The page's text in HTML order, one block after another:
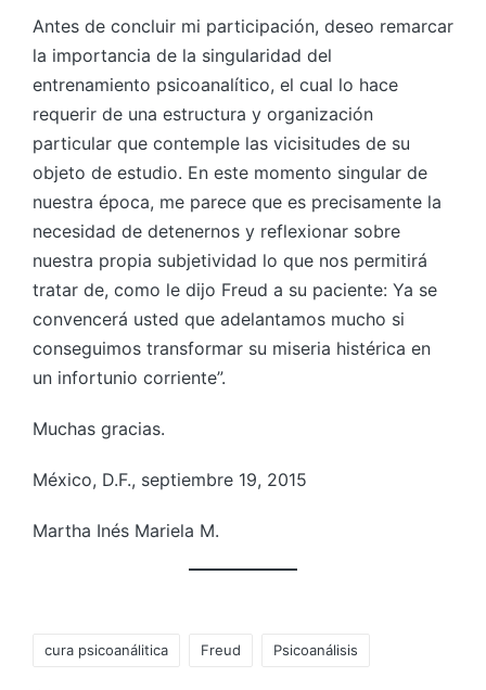
Antes de concluir mi participación, deseo remarcar
la importancia de la singularidad del
entrenamiento psicoanalítico, el cual lo hace
requerir de una estructura y organización
particular que contemple las vicisitudes de su
objeto de estudio. En este momento singular de
nuestra época, me parece que es precisamente la
necesidad de detenernos y reflexionar sobre
nuestra propia subjetividad lo que nos permitirá
tratar de, como le dijo Freud a su paciente: Ya se
convencerá usted que adelantamos mucho si
conseguimos transformar su miseria histérica en
un infortunio corriente”.
Muchas gracias.
México, D.F., septiembre 19, 2015
Martha Inés Mariela M.
cura psicoanálitica Freud Psicoanálisis